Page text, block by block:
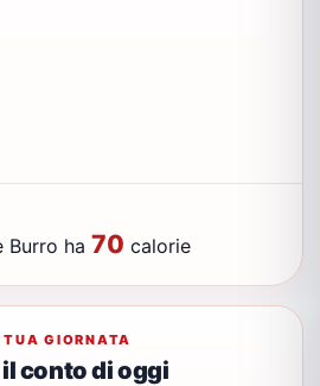
Burro ha 70 calorie
TUA GIORNATA
conto di oggi